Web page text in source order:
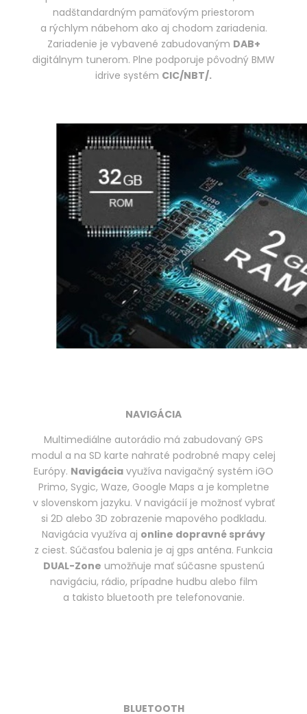
nadštandardným pamäťovým priestorom
a rýchlym nábehom ako aj chodom zariadenia.
Zariadenie je vybavené zabudovaným DAB+
digitálnym tunerom. Plne podporuje pôvodný BMW
idrive systém CIC/NBT/.
NAVIGÁCIA
Multimediálne autorádio má zabudovaný GPS
modul a na SD karte nahraté podrobné mapy celej
Európy. Navigácia využíva navigačný systém iGO
Primo, Sygic, Waze, Google Maps a je kompletne
v slovenskom jazyku. V navigácií je možnosť vybrať
si 2D alebo 3D zobrazenie mapového podkladu.
Navigácia využíva aj online dopravné správy
z ciest. Súčasťou balenia je aj gps anténa. Funkcia
DUAL-Zone umožňuje mať súčasne spustenú
navigáciu, rádio, prípadne hudbu alebo film
a takisto bluetooth pre telefonovanie.
BLUETOOTH